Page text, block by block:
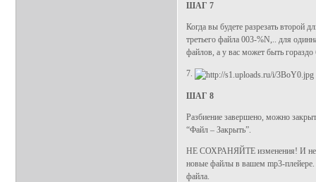
ШАГ 7
Когда вы будете разрезать второй
третьего файла 003-%N,.. для
файлов, а у вас может быть
7.
ШАГ 8
Разбиение завершено, можно
“Файл – Закрыть”.
НЕ СОХРАНЯЙТЕ изменения! И не
новые файлы в вашем mp3-плейере.
файла.